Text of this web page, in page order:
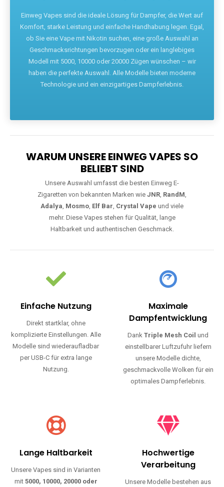
Einweg Vapes sind die ideale Lösung für Dampfer, die Wert auf
Komfort, starke Leistung und einfache Handhabung legen. Egal,
ob Sie eine Vape mit Nikotin suchen, eine große Auswahl an
Geschmacksrichtungen bevorzugen oder ein langlebiges
Modell mit 5000, 10000 oder 20000 Zügen wünschen – wir
haben die perfekte Auswahl. Alle Modelle bieten moderne
Technologie und ein einzigartiges Dampferlebnis.
WARUM UNSERE EINWEG VAPES SO
BELIEBT SIND
Unsere Auswahl umfasst die besten Einweg E-
Zigaretten von bekannten Marken wie JNR, RandM,
Adalya, Mosmo, Elf Bar, Crystal Vape und viele
mehr. Diese Vapes stehen für Qualität, lange
Haltbarkeit und authentischen Geschmack.
Einfache Nutzung
Direkt startklar, ohne
komplizierte Einstellungen. Alle
Modelle sind wiederaufladbar
per USB-C für extra lange
Nutzung.
Maximale
Dampfentwicklung
DankTriple Mesh Coil und
einstellbarer Luftzufuhr liefern
unsere Modelle dichte,
geschmackvolle Wolken für ein
optimales Dampferlebnis.
Lange Haltbarkeit
Unsere Vapes sind in Varianten
mit 5000, 10000, 20000 oder
Hochwertige
Verarbeitung
Unsere Modelle bestehen aus